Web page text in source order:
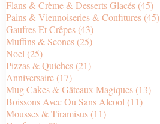
Flans & Crème & Desserts Glacés (45)
Pains & Viennoiseries & Confitures (45)
Gaufres Et Crêpes (43)
Muffins & Scones (25)
Noel (25)
Pizzas & Quiches (21)
Anniversaire (17)
Mug Cakes & Gâteaux Magiques (13)
Boissons Avec Ou Sans Alcool (11)
Mousses & Tiramisus (11)